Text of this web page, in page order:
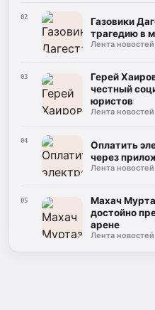
02
Газовики
трагедию в
Лента новостей
03
Герей
честный
юристов
Лента новостей
04
Оплатить
через
Лента новостей
05
Махач
достойно
арене
Лента новостей